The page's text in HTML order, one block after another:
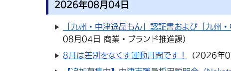
2026年08月04日
「九州・中津逸品もん」認証書および「九州
08月04日
商業・ブランド推進課）
8月は差別をなくす運動月間です！ （2026年